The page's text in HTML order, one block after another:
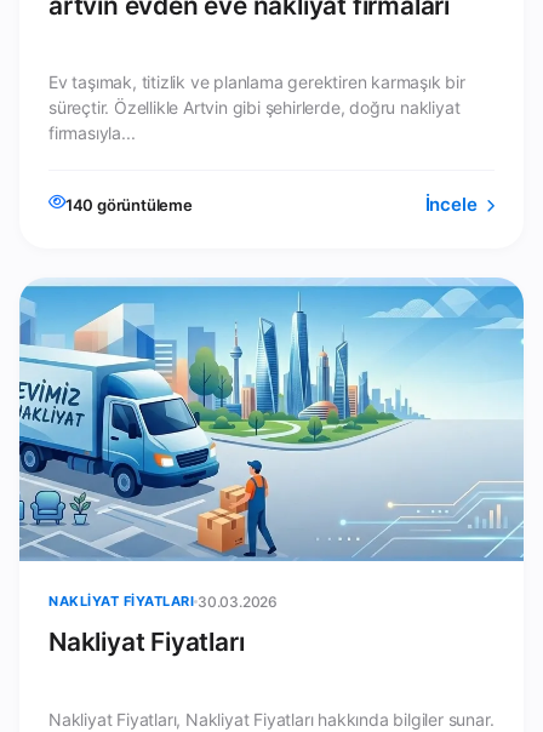
Ev taşımak, titizlik ve planlama gerektiren karmaşık bir
süreçtir. Özellikle Artvin gibi şehirlerde, doğru nakliyat
firmasıyla...
140 görüntüleme İncele
NAKLIYAT FIYATLARI 30.03.2026
Nakliyat Fiyatları
Nakliyat Fiyatları, Nakliyat Fiyatları hakkında bilgiler sunar.